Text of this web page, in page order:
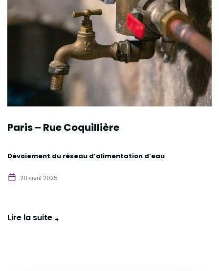
Paris – Rue Coquillière
Dévoiement du réseau d’alimentation d’eau
28 avril 2025
Lire la suite